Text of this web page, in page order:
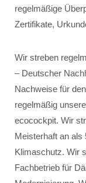
regelmäßige
Zertifikate,
Wir streben
– Deutscher
Nachweise für
regelmäßig
ecocockpit. Wir
Meisterhaft an als
Klimaschutz. Wir
Fachbetrieb für